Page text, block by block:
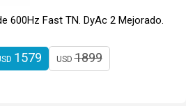
600Hz Fast TN. DyAc 2 Mejorado.
1579 USD1899